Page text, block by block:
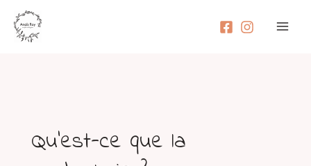
contenu
Qu’est-ce que la